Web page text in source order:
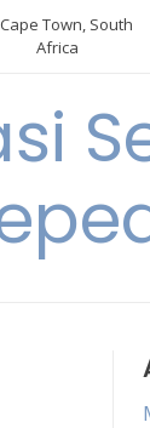
Cape Town, South
Africa